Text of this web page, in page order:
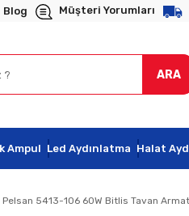
Blog Müşteri Yorumları
ARA
Ampul Led Aydınlatma Halat
Pelsan 5413-106 60W Bitlis Tavan